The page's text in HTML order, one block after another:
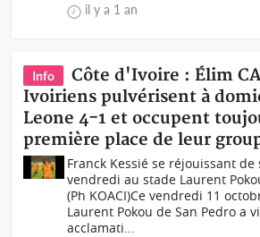
il y a 1 an
Info
Côte d'Ivoire : Élim
Ivoiriens pulvérisent à
Leone 4-1 et occupent
première place de leur
Franck Kessié se réjouissant de
vendredi au stade Laurent
(Ph KOACI)Ce vendredi 11
Laurent Pokou de San Pedro a
acclamati...